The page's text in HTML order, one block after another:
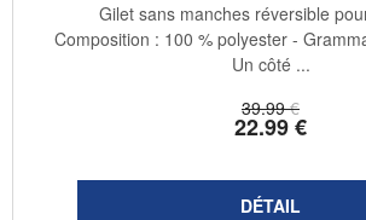
39.99 €
22.99€
Gilet sans manches réversible
Composition : 100 % polyester -
Un côté ...